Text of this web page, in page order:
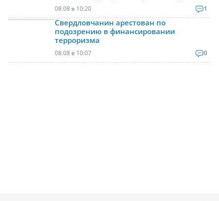
08.08 в 10:20 1
Свердловчанин арестован по
подозрению в финансировании
терроризма
08.08 в 10:07 0